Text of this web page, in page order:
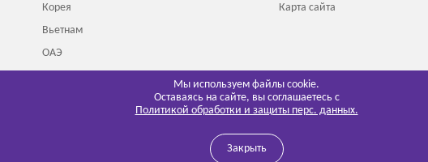
Корея
Вьетнам
ОАЭ
Карта сайта
Мы используем файлы cookie.
Оставаясь на сайте, вы соглашаетесь с
Политикой обработки и защиты перс. данных.
Закрыть